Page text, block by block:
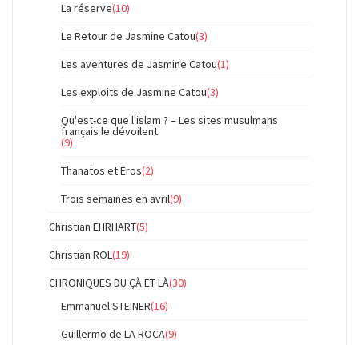
La réserve(10)
Le Retour de Jasmine Catou(3)
Les aventures de Jasmine Catou(1)
Les exploits de Jasmine Catou(3)
Qu'est-ce que l'islam ? – Les sites musulmans
français le dévoilent.
(9)
Thanatos et Eros(2)
Trois semaines en avril(9)
Christian EHRHART(5)
Christian ROL(19)
CHRONIQUES DU ÇÀ ET LÀ(30)
Emmanuel STEINER(16)
Guillermo de LA ROCA(9)